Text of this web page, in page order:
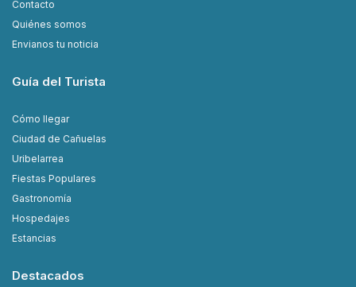
Contacto
Quiénes somos
Envianos tu noticia
Guía del Turista
Cómo llegar
Ciudad de Cañuelas
Uribelarrea
Fiestas Populares
Gastronomía
Hospedajes
Estancias
Destacados